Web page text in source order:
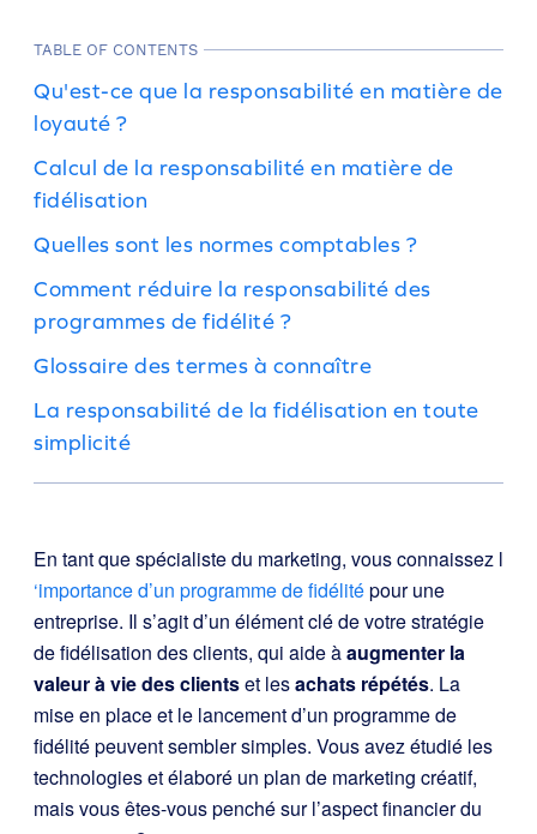
TABLE OF CONTENTS
Qu'est-ce que la responsabilité en matière de
loyauté ?
Calcul de la responsabilité en matière de
fidélisation
Quelles sont les normes comptables ?
Comment réduire la responsabilité des
programmes de fidélité ?
Glossaire des termes à connaître
La responsabilité de la fidélisation en toute
simplicité
En tant que spécialiste du marketing, vous connaissez l
‘importance d’un programme de fidélitépour une
entreprise. Il s’agit d’un élément clé de votre stratégie
de fidélisation des clients, qui aide àaugmenter la
valeur à vie des clientset lesachats répétés. La
mise en place et le lancement d’un programme de
fidélité peuvent sembler simples. Vous avez étudié les
technologies et élaboré un plan de marketing créatif,
mais vous êtes-vous penché sur l’aspect financier du